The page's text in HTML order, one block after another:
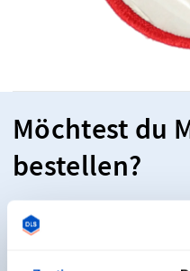
Möchtest du
bestellen?
dich für einen Kauf